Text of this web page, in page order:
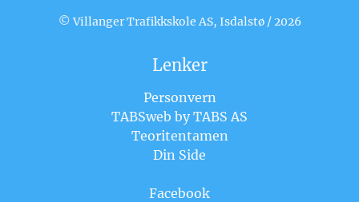
© Villanger Trafikkskole AS, Isdalstø / 2026
Lenker
Personvern
TABSweb by TABS AS
Teoritentamen
Din Side
Facebook